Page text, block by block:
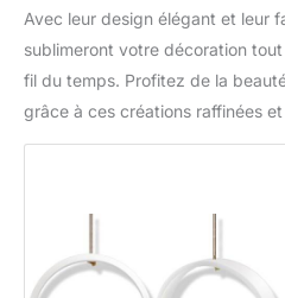
Avec leur design élégant et leur
sublimeront votre décoration
fil du temps. Profitez de la
grâce à ces créations raffinées